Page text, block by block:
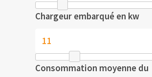
Chargeur embarqué en kw
Consommation moyenne du